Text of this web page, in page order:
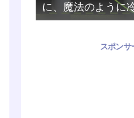
に、魔法のように
スポンサ